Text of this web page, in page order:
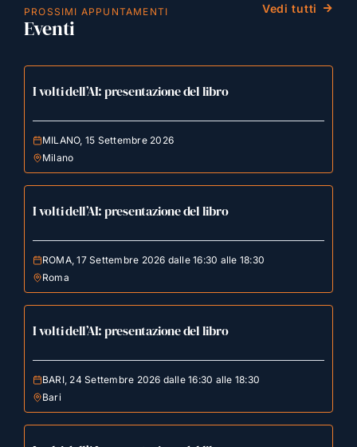
PROSSIMI APPUNTAMENTI
Eventi
Vedi tutti
I volti dell’AI: presentazione del libro
MILANO, 15 Settembre 2026
Milano
I volti dell’AI: presentazione del libro
ROMA, 17 Settembre 2026 dalle 16:30 alle 18:30
Roma
I volti dell’AI: presentazione del libro
BARI, 24 Settembre 2026 dalle 16:30 alle 18:30
Bari